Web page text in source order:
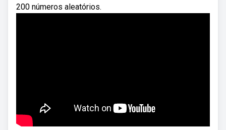
200 números aleatórios.